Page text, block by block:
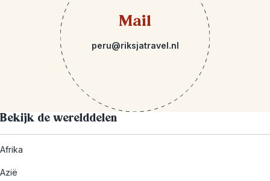
Mail
peru@riksjatravel.nl
Bekijk de werelddelen
Afrika
Azië